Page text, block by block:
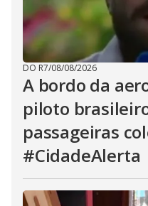
DO R7/08/08/2026
A bordo da
piloto
passageiras
#CidadeAlerta